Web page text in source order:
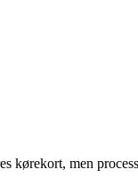
kørekort, men